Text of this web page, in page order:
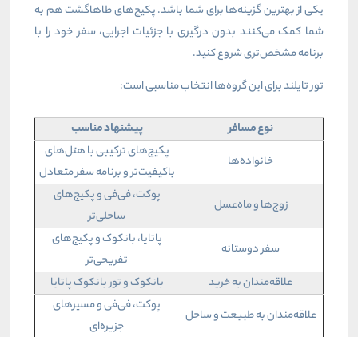
یکی از بهترین گزینه‌ها برای شما باشد. پکیج‌های طاهاگشت هم به
شما کمک می‌کنند بدون درگیری با جزئیات اجرایی، سفر خود را با
برنامه مشخص‌تری شروع کنید.
تور تایلند برای این گروه‌ها انتخاب مناسبی است:
نوع مسافر
پیشنهاد مناسب
خانواده‌ها
پکیج‌های ترکیبی با هتل‌های
باکیفیت‌تر و برنامه سفر متعادل
زوج‌ها و ماه‌عسل
پوکت، فی‌فی و پکیج‌های
ساحلی‌تر
سفر دوستانه
پاتایا، بانکوک و پکیج‌های
تفریحی‌تر
علاقه‌مندان به خرید
بانکوک و تور بانکوک پاتایا
علاقه‌مندان به طبیعت و ساحل
پوکت، فی‌فی و مسیرهای
جزیره‌ای